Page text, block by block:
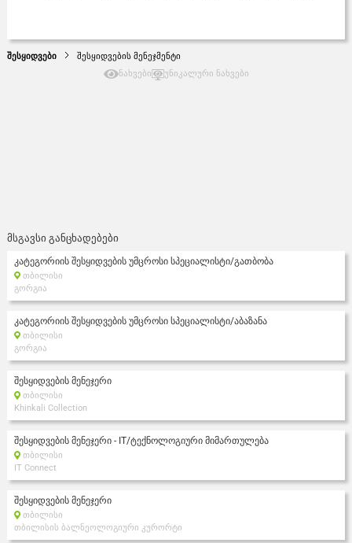
შესყიდვები
შესყიდვების მენეჯმენტი
ნახვები
უნიკალური ნახვები
მსგავსი განცხადებები
კატეგორიის შესყიდვების უმცროსი სპეციალისტი/გათბობა
თბილისი
გორგია
კატეგორიის შესყიდვების უმცროსი სპეციალისტი/აბაზანა
თბილისი
გორგია
შესყიდვების მენეჯერი
თბილისი
Khinkali Collection
შესყიდვების მენეჯერი - IT/ტექნოლოგიური მიმართულება
თბილისი
IT Connect
შესყიდვების მენეჯერი
თბილისი
თბილისის ბალნეოლოგიური კურორტი